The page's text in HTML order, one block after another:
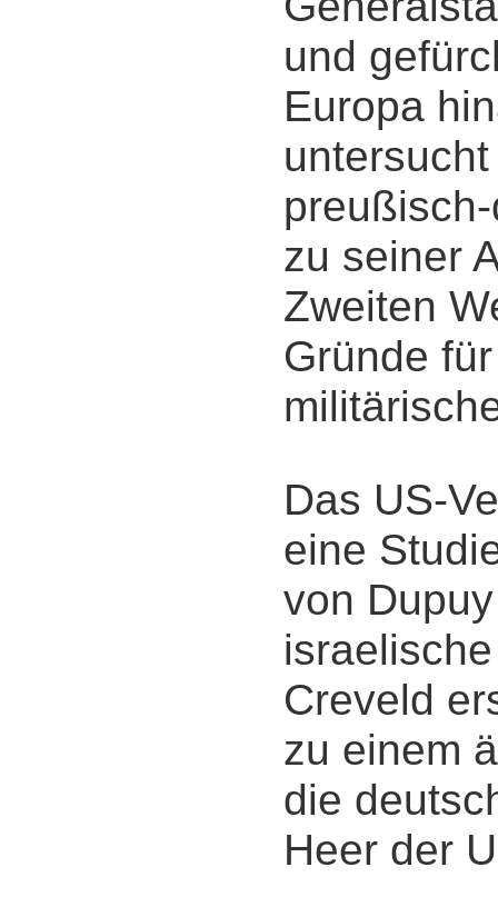
und
Europa
zu seiner
Zweiten
Gründe
Das US-
eine
von
Creveld
zu einem
die
Heer der